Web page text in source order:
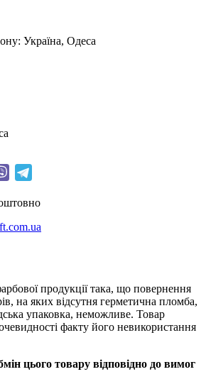
Україна, Одеса
продукції така, що повернення
на яких відсутня герметична пломба,
упаковка, неможливе. Товар
факту його невикористання
цього товару відповідно до вимог